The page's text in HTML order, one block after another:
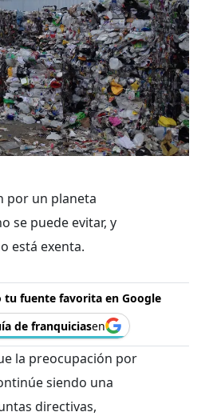
por un planeta
se puede evitar, y
está exenta.
tu fuente favorita en Google
de franquiciasen
la preocupación por
siendo una
directivas,